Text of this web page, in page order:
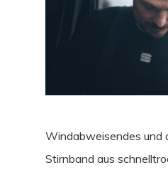
Windabweisendes und
Stirnband aus